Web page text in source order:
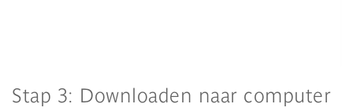
Stap 3: Downloaden naar computer